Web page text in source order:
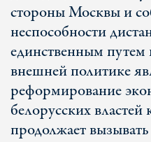
стороны Москвы и
неспособности
единственным путем
внешней политике
реформирование
белорусских
продолжает